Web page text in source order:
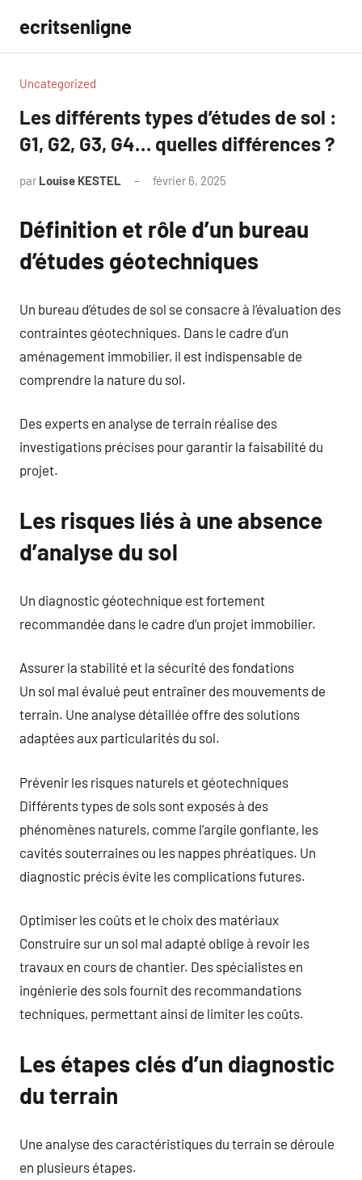
contenu
ecritsenligne
Uncategorized
Les différents types d’études de sol :
G1, G2, G3, G4… quelles différences ?
par Louise KESTEL février 6, 2025
Définition et rôle d’un bureau
d’études géotechniques
Un bureau d’études de sol se consacre à l’évaluation des
contraintes géotechniques. Dans le cadre d’un
aménagement immobilier, il est indispensable de
comprendre la nature du sol.
Des experts en analyse de terrain réalise des
investigations précises pour garantir la faisabilité du
projet.
Les risques liés à une absence
d’analyse du sol
Un diagnostic géotechnique est fortement
recommandée dans le cadre d’un projet immobilier.
Assurer la stabilité et la sécurité des fondations
Un sol mal évalué peut entraîner des mouvements de
terrain. Une analyse détaillée offre des solutions
adaptées aux particularités du sol.
Prévenir les risques naturels et géotechniques
Différents types de sols sont exposés à des
phénomènes naturels, comme l’argile gonflante, les
cavités souterraines ou les nappes phréatiques. Un
diagnostic précis évite les complications futures.
Optimiser les coûts et le choix des matériaux
Construire sur un sol mal adapté oblige à revoir les
travaux en cours de chantier. Des spécialistes en
ingénierie des sols fournit des recommandations
techniques, permettant ainsi de limiter les coûts.
Les étapes clés d’un diagnostic
du terrain
Une analyse des caractéristiques du terrain se déroule
en plusieurs étapes.